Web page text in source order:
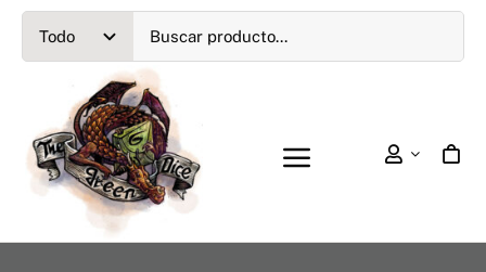
Saltar
contenido
Toggle
Games Workshop